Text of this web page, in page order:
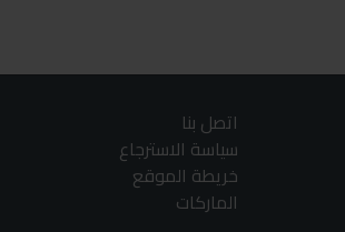
اتصل بنا
سياسة الاسترجاع
خريطة الموقع
الماركات